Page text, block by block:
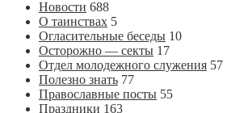
Новости 688
О таинствах 5
Огласительные беседы 10
Осторожно — секты 17
Отдел молодежного служения 57
Полезно знать 77
Православные посты 55
Праздники 163